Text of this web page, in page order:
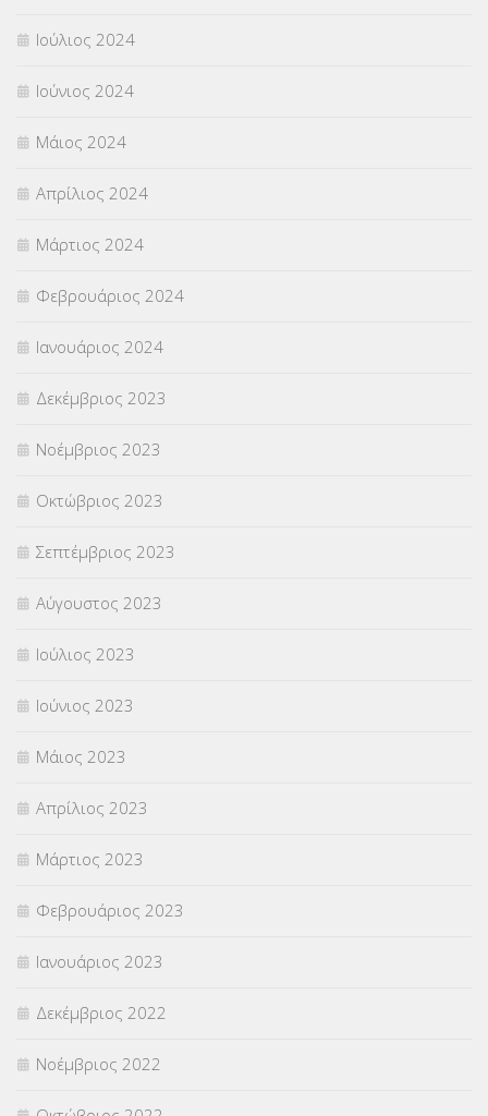
Ιούλιος 2024
Ιούνιος 2024
Μάιος 2024
Απρίλιος 2024
Μάρτιος 2024
Φεβρουάριος 2024
Ιανουάριος 2024
Δεκέμβριος 2023
Νοέμβριος 2023
Οκτώβριος 2023
Σεπτέμβριος 2023
Αύγουστος 2023
Ιούλιος 2023
Ιούνιος 2023
Μάιος 2023
Απρίλιος 2023
Μάρτιος 2023
Φεβρουάριος 2023
Ιανουάριος 2023
Δεκέμβριος 2022
Νοέμβριος 2022